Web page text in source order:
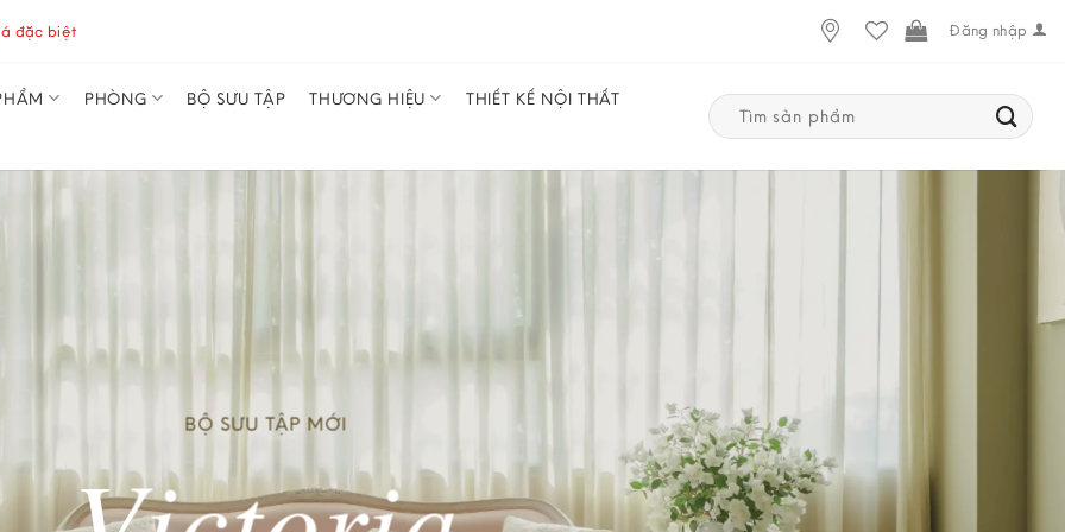
đặc biệt Đăng nhập
PHÒNG BỘ SƯU TẬP THƯƠNG HIỆU THIẾT KẾ NỘI THẤT
Search
for:
BỘ SƯU TẬP MỚI